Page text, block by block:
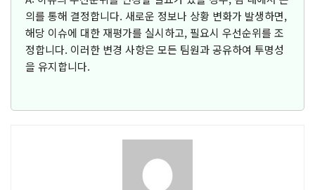
의를 통해 결정합니다. 새로운 정보나 상황 변화가 발생하면,
해당 이슈에 대한 재평가를 실시하고, 필요시 우선순위를 조
정합니다. 이러한 변경 사항은 모든 팀원과 공유하여 투명성
을 유지합니다.